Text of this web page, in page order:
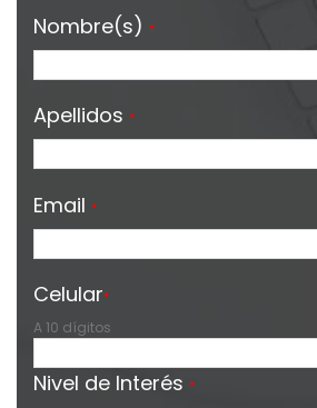
Nombre(s) *
Apellidos *
Email *
Celular*
A 10 dígitos
Nivel de Interés *